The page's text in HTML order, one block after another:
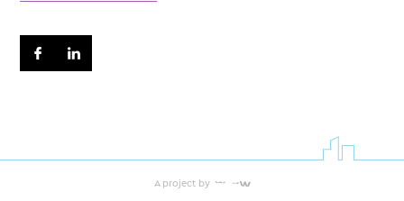
A project by